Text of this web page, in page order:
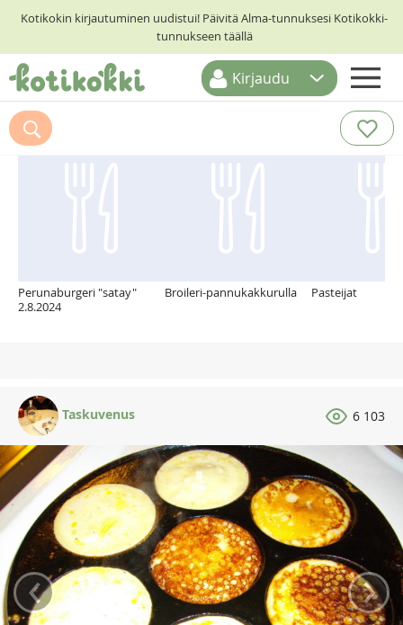
Kotikokin kirjautuminen uudistui! Päivitä Alma-tunnuksesi Kotikokki-
tunnukseen täällä
ETUSIVU
RESEPTIHAKU
Kirjaudu
Suosittelemme myös
Perunaburgeri "satay"
2.8.2024
Broileri-pannukakkurulla Pasteijat
Taskuvenus 6 103
‹ ›